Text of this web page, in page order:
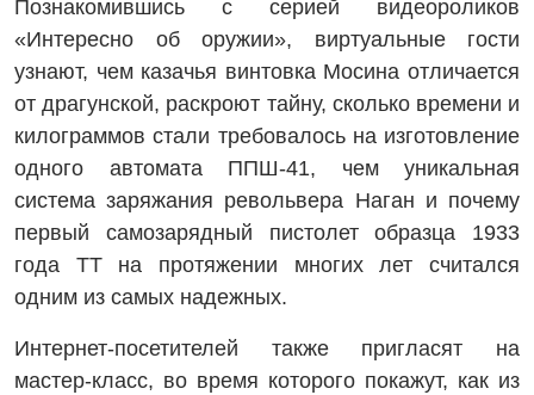
Познакомившись с серией видеороликов
«Интересно об оружии», виртуальные гости
узнают, чем казачья винтовка Мосина отличается
от драгунской, раскроют тайну, сколько времени и
килограммов стали требовалось на изготовление
одного автомата ППШ-41, чем уникальная
система заряжания револьвера Наган и почему
первый самозарядный пистолет образца 1933
года ТТ на протяжении многих лет считался
одним из самых надежных.
Интернет-посетителей также пригласят на
мастер-класс, во время которого покажут, как из